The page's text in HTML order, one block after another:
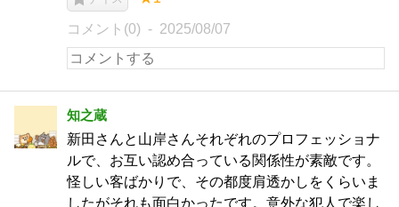
コメント(0) 2025/08/07
知之蔵
新田さんと山岸さんそれぞれのプロフェッショナ
ルで、お互い認め合っている関係性が素敵です。
怪しい客ばかりで、その都度肩透かしをくらいま
したがそれも面白かったです。意外な犯人で楽し